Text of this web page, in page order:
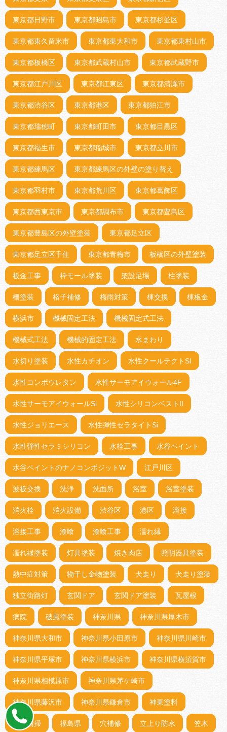
東京都日野市 東京都昭島市 東京都杉並区
東京都東久留米市 東京都東大和市 東京都東村山市
東京都板橋区 東京都武蔵村山市 東京都武蔵野市
東京都江戸川区 東京都江東区 東京都清瀬市
東京都渋谷区 東京都港区 東京都狛江市
東京都瑞穂町 東京都町田市 東京都目黒区
東京都福生市 東京都稲城市 東京都立川市
東京都練馬区 東京都練馬区の外壁の塗り替え
東京都羽村市 東京都荒川区 東京都葛飾区
東京都西東京市 東京都調布市 東京都豊島区
東京都豊島区の外壁塗装 東京都足立区
東京都足立区千住 東京都青梅市 板橋区の外壁塗装
板金工事 枠モール塗装 架設足場 柱塗装
柵塗装 格子補修 梅雨対策 棟交換 棟板金
横浜市 機械固定工法 機械固定式工法
機械式工法 機械的固定工法 水まわり
水切り塗装 水性カチオン 水性クールテクトSI
水性コンポウレタン 水性サーモアイウォール4F
水性サーモアイウォールSi 水性シリコンベストII
水性ジョリエース 水性弾性セラタイトSi
水性弾性セラミシリコン 水栓工事 水谷ペイント
水谷ペイントのナノコンポジットW 江戸川区
波板交換 洗浄 洗面所 浴室 浴室塗装
消火栓 消火設備 渋谷区 港区 溶接
溶接工事 漆喰 漆喰工事 濡れ縁
濡れ縁塗装 灯具塗装 焼き肉店 照明器具塗装
熱中症対策 物干し金物塗装 犬走り 犬走り塗装
独立街路灯 玄関ドア 玄関ドア塗装 瓦屋根
病院 破風塗装 神奈川県 神奈川県厚木市
神奈川県大和市 神奈川県小田原市 神奈川県川崎市
神奈川県平塚市 神奈川県横浜市 神奈川県横須賀市
神奈川県相模原市 神奈川県茅ケ崎市
神奈川県藤沢市 神奈川県鎌倉市 神東塗料
神社清掃 福島県 穴補修 立上り防水 笠木